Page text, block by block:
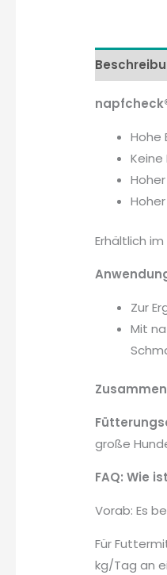
Hohe
Erhältlich
Zur
Mit
große
FAQ: Wie
Vorab: Es
Für
kg/Tag an